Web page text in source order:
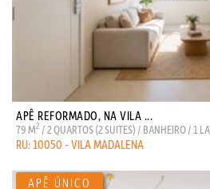
APÊ REFORMADO, NA VILA ...
79 M2 / 2 QUARTOS (2 SUITES) / BANHEIRO / 1
RU: 10050 - VILA MADALENA